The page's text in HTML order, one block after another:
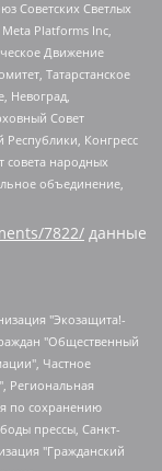
Советских Светлых
Platforms Inc,
Движение
Татарстанское
Невоград,
Совет
Республики, Конгресс
совета народных
объединение,
7822/ данные
Общество с ограниченной ответственностью "Данное сообщение", Общество с ограниченной ответственностью Издательский дом "Новая глава", Айнбиндер Александра Александровна, Московский комьюнити-центр для ЛГБТ+инициатив, Благотворительный фонд развития филантропии, Deutsche Welle (Германия, Kurt-Schumacher-Strasse 3, 53113 Bonn), Борзунова Мария Михайловна, Воробьев Виктор Викторович, Голубева Анна Львовна, Константинова Алла Михайловна, Малкова Ирина Владимировна, Мурадов Мурад Абдулгалимович, Осетинская Елизавета Николаевна, Понасенков Евгений Николаевич, Ганапольский Матвей Юрьевич, Киселев Евгений Алексеевич, Борухович Ирина Григорьевна, Дремин Иван Тимофеевич, Дубровский Дмитрий Викторович, Красноярская региональная общественная организация поддержки и развития альтернативных образовательных технологий и межкультурных коммуникаций "ИНТЕРРА", Маяковская Екатерина Алексеевна, Фейгин Марк Захарович, Филимонов Андрей Викторович, Дзугкоева Регина Николаевна, Доброхотов Роман Александрович, Дудь Юрий Александрович, Елкин Сергей Владимирович, Кругликов Кирилл Игоревич, Сабунаева Мария Леонидовна, Семенов Алексей Владимирович, Шаинян Карен Багратович, Шульман Екатерина Михайловна, Асафьев Артур Валерьевич, Вахштайн Виктор Семенович, Венедиктов Алексей Алексеевич, Лушникова Екатерина Евгеньевна, Волков Леонид Михайлович, Невзоров Александр Глебович, Пархоменко Сергей Борисович, Сироткин Ярослав Николаевич, Кара-Мурза Владимир Владимирович, Баранова Наталья Владимировна, Гозман Леонид Яковлевич, Кагарлицкий Борис Юльевич, Климарев Михаил Валерьевич, Милов Владимир Станиславович, Автономная некоммерческая организация Краснодарский центр современного искусства "Типография", Моргенштерн Алишер Тагирович, Соболь Любовь Эдуардовна, Общество с ограниченной ответственностью "ЛИЗА НОРМ", Каспаров Гарри Кимович, Ходорковский Михаил Борисович, Общество с ограниченной ответственностью "Апрельские тезисы", Данилович Ирина Брониславовна, Кашин Олег Владимирович, Петров Николай Владимирович, Пивоваров Алексей Владимирович, Соколов Михаил Владимирович, Цветкова Юлия Владимировна, Чичваркин Евгений Александрович, Комитет против пыток/Команда против пыток, Общество с ограниченной ответственностью "Первый научный", Общество с ограниченной ответственностью "Вертолет и ко", Белоцерковская Вероника Борисовна, Кац Максим Евгеньевич, Лазарева Татьяна Юрьевна, Шаведдинов Руслан Табризович, Яшин Илья Валерьевич, Общество с ограниченной ответственностью "Иноагент ААВ", Алешковский Дмитрий Петрович, Альбац Евгения Марковна, Быков Дмитрий Львович, Галямина Юлия Евгеньевна, Лойко Сергей Леонидович, Мартынов Кирилл Константинович, Медведев Сергей Александрович, Крашенинников Федор Геннадиевич, Гордеева Катерина Вл